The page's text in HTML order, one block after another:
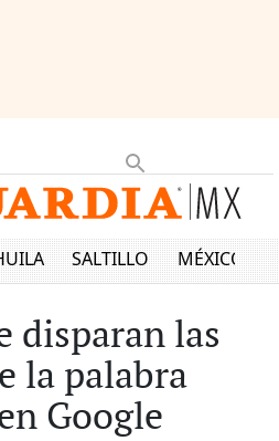
SALTILLO MÉXICO
disparan las
la palabra
Google